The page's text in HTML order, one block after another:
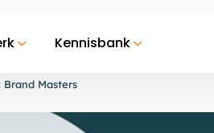
Kennisbank
Masters